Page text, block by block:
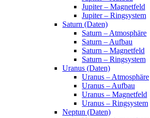
Jupiter – Magnetfeld
Jupiter – Ringsystem
Saturn (Daten)
Saturn – Atmosphäre
Saturn – Aufbau
Saturn – Magnetfeld
Saturn – Ringsystem
Uranus (Daten)
Uranus – Atmosphäre
Uranus – Aufbau
Uranus – Magnetfeld
Uranus – Ringsystem
Neptun (Daten)